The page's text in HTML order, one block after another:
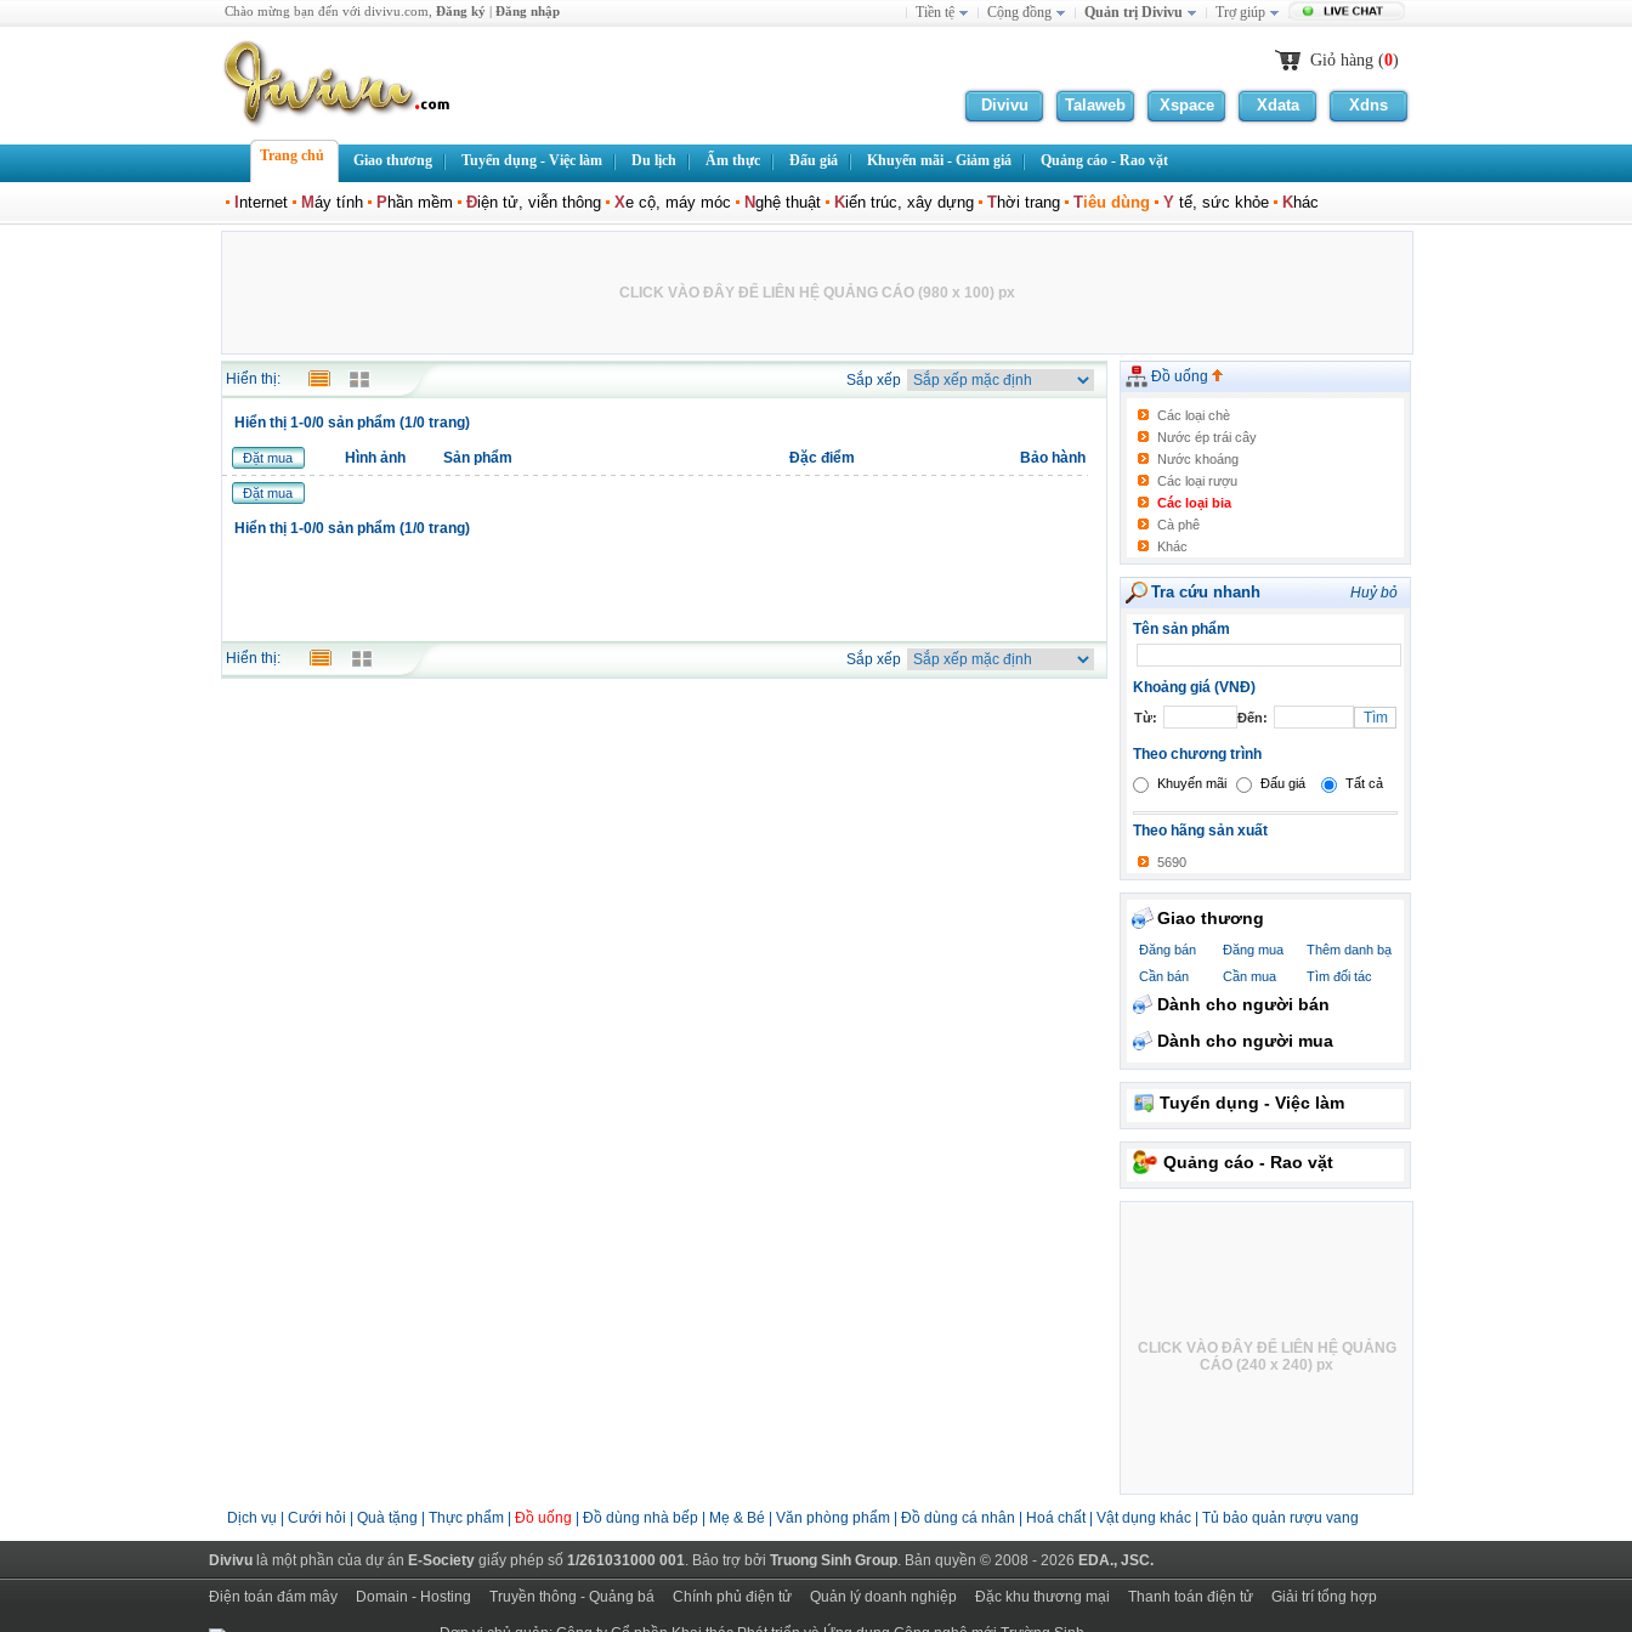
Chào mừng bạn đến với divivu.com, Đăng ký | Đăng nhập Tiền tệ Cộng đồng Quản trị Divivu Trợ giúp
Giỏ hàng (0)
Divivu Talaweb Xspace Xdata Xdns
Trang chủ Giao thương Tuyển dụng - Việc làm Du lịch Ẩm thực Đấu giá Khuyến mãi - Giảm giá Quảng cáo - Rao vặt
nternet Máy tính Phần mềm Điện tử, viễn thông Xe cộ, máy móc Nghệ thuật Kiến trúc, xây dựng Thời trang Tiêu dùng Y tế, sức khỏe Khác
CLICK VÀO ĐÂY ĐỂ LIÊN HỆ QUẢNG CÁO (980 x 100) px
Hiển thị: Sắp xếp
Hiển thị 1-0/0 sản phẩm (1/0 trang)
Đặt mua Hình ảnh Sản phẩm Đặc điểm Bảo hành
Đặt mua
Hiển thị 1-0/0 sản phẩm (1/0 trang)
Hiển thị: Sắp xếp
Đồ uống
Các loại chè
Nước ép trái cây
Nước khoáng
Các loại rượu
Các loại bia
Cà phê
Khác
Tra cứu nhanh Huỷ bỏ
Tên sản phẩm
Khoảng giá (VNĐ)
Từ: Đến:
Theo chương trình
Khuyến mãi Đấu giá Tất cả
Theo hãng sản xuất
5690
Giao thương
Đăng bán Đăng mua
Thêm danh bạ
Cần bán
Cần mua Tìm đối tác
Dành cho người bán
Dành cho người mua
Tuyển dụng - Việc làm
Quảng cáo - Rao vặt
CLICK VÀO ĐÂY ĐỂ LIÊN HỆ QUẢNG
CÁO (240 x 240) px
Dịch vụ Cưới hỏi Quà tặng Thực phẩm Đồ uống Đồ dùng nhà bếp Mẹ & Bé Văn phòng phẩm Đồ dùng cá nhân Hoá chất| Vật dụng khác Tủ bảo quản rượu vang
Divivu là một phần của dự án E-Society giấy phép số 1/261031000 001. Bảo trợ bởi Truong Sinh Group. Bản quyền © 2008 - 2026 EDA., JSC.
Điện toán đám mây Domain - Hosting Truyền thông - Quảng bá Chính phủ điện tử Quản lý doanh nghiệp Đặc khu thương mại Thanh toán điện tử Giải trí tổng hợp